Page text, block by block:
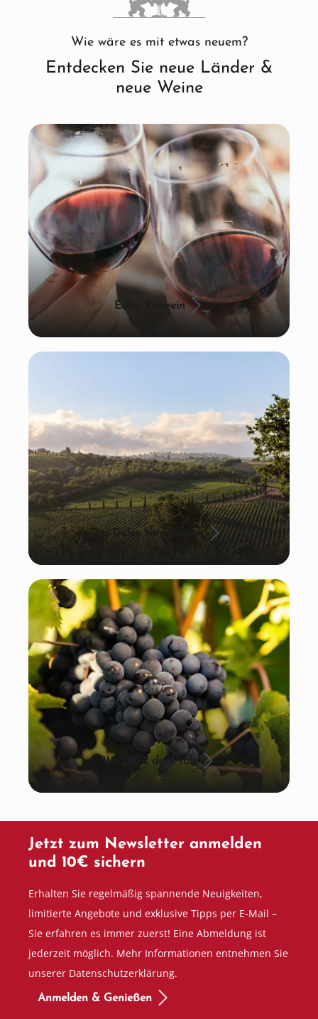
Wie wäre es mit etwas neuem?
Entdecken Sie neue Länder &
neue Weine
Edler Rotwein
La Dolce Vita: Italien
Wein aus der Pfalz
Jetzt zum Newsletter anmelden
und 10€ sichern
Erhalten Sie regelmäßig spannende Neuigkeiten,
limitierte Angebote und exklusive Tipps per E-Mail –
Sie erfahren es immer zuerst! Eine Abmeldung ist
jederzeit möglich. Mehr Informationen entnehmen Sie
unserer Datenschutzerklärung.
Anmelden & Genießen